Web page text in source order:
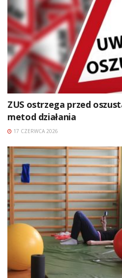
ZUS ostrzega przed
metod działania
17 CZERWCA 2026